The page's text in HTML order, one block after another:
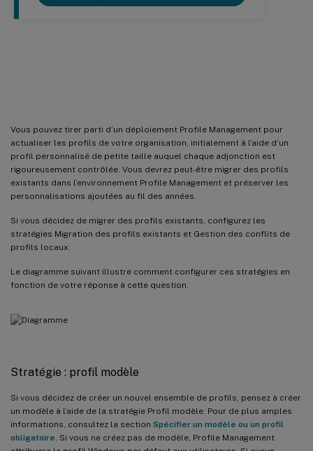
Vous pouvez tirer parti d’un déploiement Profile Management pour
actualiser les profils de votre organisation, initialement à l’aide d’un
profil personnalisé de petite taille auquel chaque adjonction est
rigoureusement contrôlée. Vous devrez peut-être migrer des profils
existants dans l’environnement Profile Management et préserver les
personnalisations ajoutées au fil des années.
Si vous décidez de migrer des profils existants, configurez les
stratégies Migration des profils existants et Gestion des conflits de
profils locaux.
Le diagramme suivant illustre comment configurer ces stratégies en
fonction de votre réponse à cette question.
Stratégie : profil modèle
Si vous décidez de créer un nouvel ensemble de profils, pensez à créer
un modèle à l’aide de la stratégie Profil modèle. Pour de plus amples
informations, consultez la section Spécifier un modèle ou un profil
obligatoire . Si vous ne créez pas de modèle, Profile Management